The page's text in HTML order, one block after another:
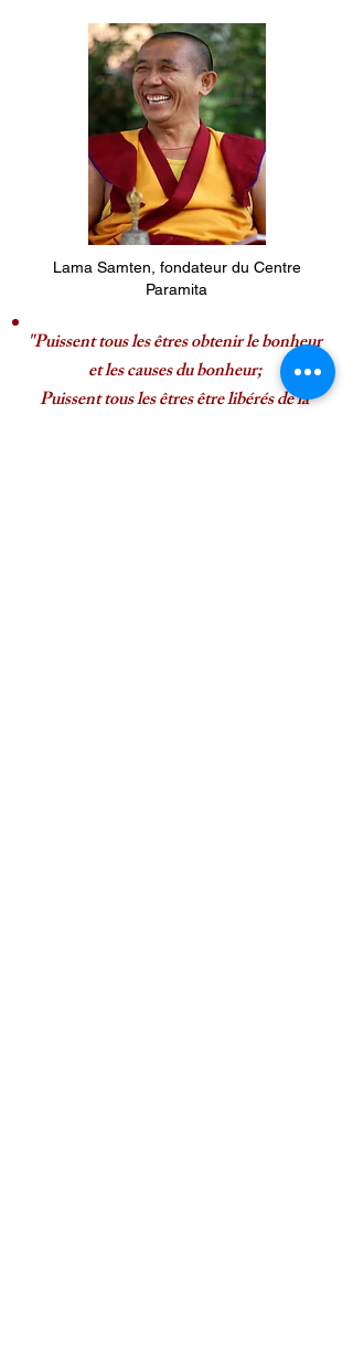
Lama Samten, fondateur du Centre
Paramita
"Puissent tous les êtres obtenir le bonheur
et les causes du bonheur;
Puissent tous les êtres être libérés de la